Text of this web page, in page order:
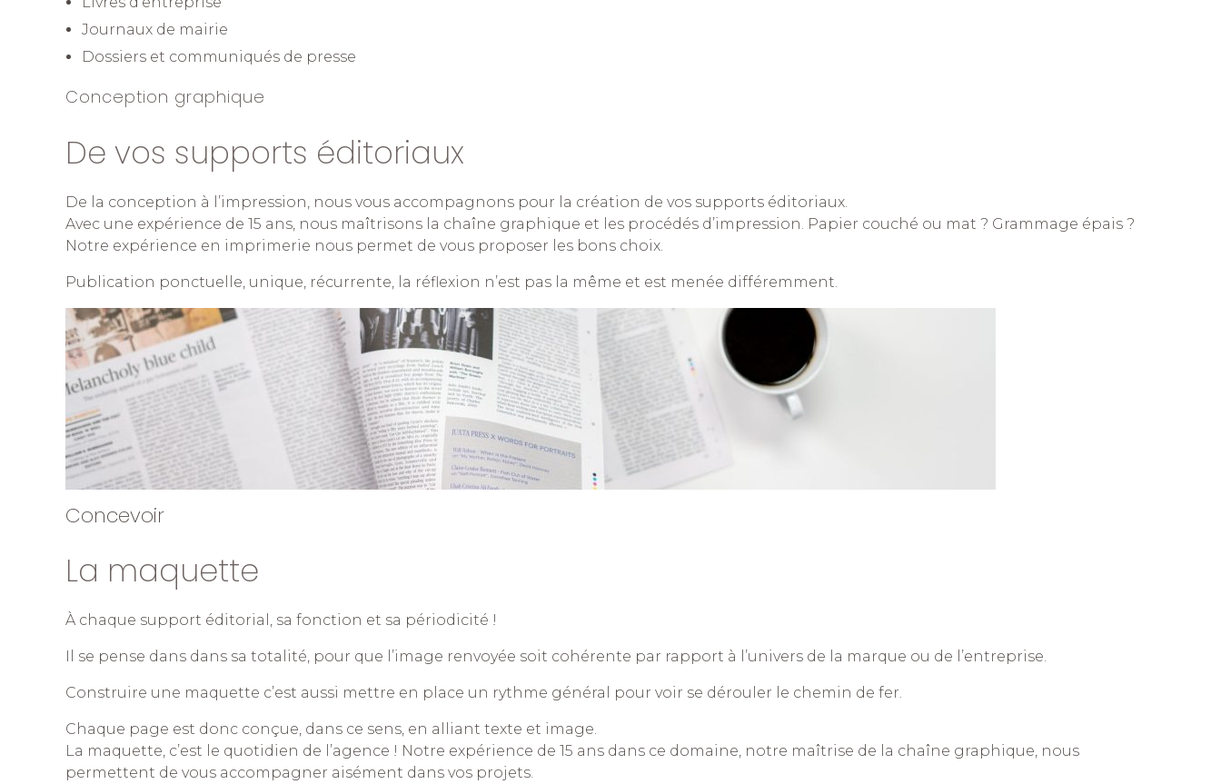
Journaux de mairie
Dossiers et communiqués de presse
Conception graphique
De vos supports éditoriaux
De la conception à l’impression, nous vous accompagnons pour la création de vos supports éditoriaux.
Avec une expérience de 15 ans, nous maîtrisons la chaîne graphique et les procédés d’impression. Papier couché ou mat ? Grammage épais ?
Notre expérience en imprimerie nous permet de vous proposer les bons choix.
Publication ponctuelle, unique, récurrente, la réflexion n’est pas la même et est menée différemment.
Concevoir
La maquette
À chaque support éditorial, sa fonction et sa périodicité !
Il se pense dans dans sa totalité, pour que l’image renvoyée soit cohérente par rapport à l’univers de la marque ou de l’entreprise.
Construire une maquette c’est aussi mettre en place un rythme général pour voir se dérouler le chemin de fer.
Chaque page est donc conçue, dans ce sens, en alliant texte et image.
La maquette, c’est le quotidien de l’agence ! Notre expérience de 15 ans dans ce domaine, notre maîtrise de la chaîne graphique, nous
permettent de vous accompagner aisément dans vos projets.